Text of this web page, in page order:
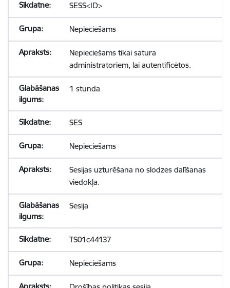
SESS<ID>
Nepieciešams
Nepieciešams tikai satura
administratoriem, lai autentificētos.
1 stunda
SES
Nepieciešams
Sesijas uzturēšana no slodzes dalīšanas
viedokļa.
Sesija
TS01c44137
Nepieciešams